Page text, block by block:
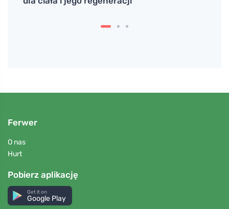
Ferwer
O nas
Hurt
Pobierz aplikację
Get it on
Google Play